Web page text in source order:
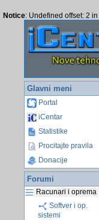
Notice: Undefined offset: 2 in
Glavni meni
Portal
iCentar
Statistike
Procitajte pravila
Donacije
Forumi
Racunari i oprema
Softver i op.
sistemi